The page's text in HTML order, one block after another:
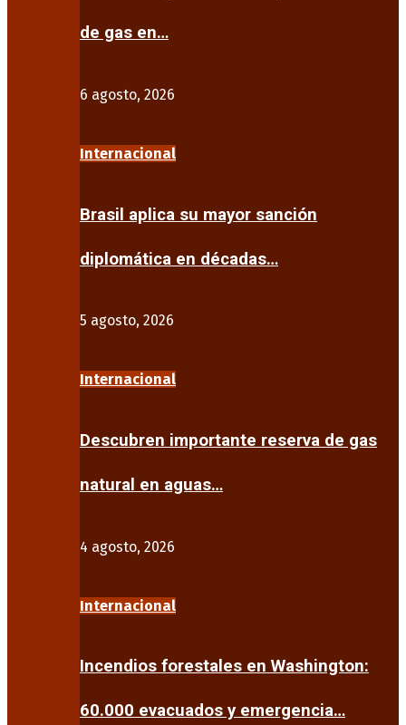
de gas en…
6 agosto, 2026
Internacional
Brasil aplica su mayor sanción
diplomática en décadas…
5 agosto, 2026
Internacional
Descubren importante reserva de gas
natural en aguas…
4 agosto, 2026
Internacional
Incendios forestales en Washington:
60.000 evacuados y emergencia…